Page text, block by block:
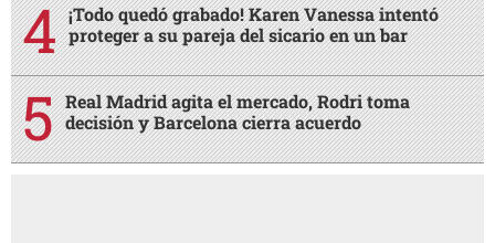
¡Todo quedó grabado! Karen Vanessa intentó
proteger a su pareja del sicario en un bar
Real Madrid agita el mercado, Rodri toma
decisión y Barcelona cierra acuerdo